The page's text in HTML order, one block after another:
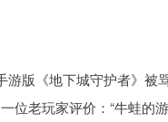
版《地下城守护者》被
位老玩家评价：“牛蛙的